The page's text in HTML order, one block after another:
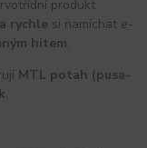
produkt
rychle si namíchat e-
hitem.
MTL potah (pusa-
.